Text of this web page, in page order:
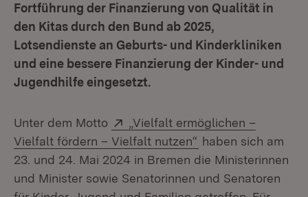
Fortführung der Finanzierung von Qualität in
den Kitas durch den Bund ab 2025,
Lotsendienste an Geburts- und Kinderkliniken
und eine bessere Finanzierung der Kinder- und
Jugendhilfe eingesetzt.
Unter dem Motto Extern:
„Vielfalt ermöglichen –
Vielfalt fördern – Vielfalt nutzen“ (Öffnet in neuem
haben sich am
23. und 24. Mai 2024 in Bremen die Ministerinnen
und Minister sowie Senatorinnen und Senatoren